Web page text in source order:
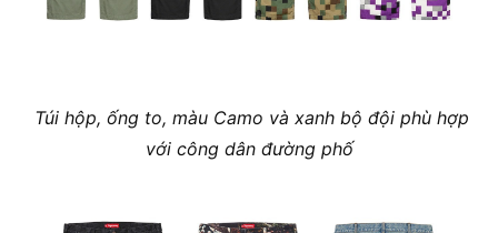
Túi hộp, ống to, màu Camo và xanh bộ đội phù hợp
với công dân đường phố